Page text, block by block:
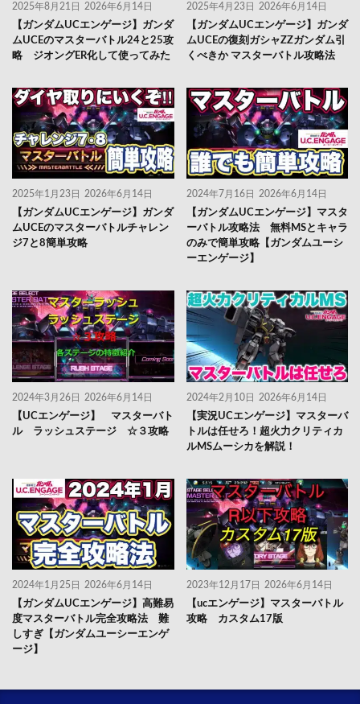
2025年8月21日 2026年6月14日
【ガンダムUCエンゲージ】ガンダ
ムUCEのマスターバトル24と25攻
略 ジオングER化して使ってみた
2025年4月23日 2026年6月14日
【ガンダムUCエンゲージ】ガンダ
ムUCEの復刻ガシャZZガンダム引
くべきか マスターバトル攻略法
2025年1月23日 2026年6月14日
【ガンダムUCエンゲージ】ガンダ
ムUCEのマスターバトルチャレン
ジ7と8簡単攻略
2024年7月16日 2026年6月14日
【ガンダムUCエンゲージ】マスタ
ーバトル攻略法 無料MSとキャラ
のみで簡単攻略【ガンダムユーシ
ーエンゲージ】
2024年3月26日 2026年6月14日
【UCエンゲージ】 マスターバト
ル ラッシュステージ ☆３攻略
2024年2月10日 2026年6月14日
【実況UCエンゲージ】マスターバ
トルは任せろ！超火力クリティカ
ルMSムーシカを解説！
2024年1月25日 2026年6月14日
【ガンダムUCエンゲージ】高難易
度マスターバトル完全攻略法 難
しすぎ【ガンダムユーシーエンゲ
ージ】
2023年12月17日 2026年6月14日
【ucエンゲージ】マスターバトル
攻略 カスタム17版